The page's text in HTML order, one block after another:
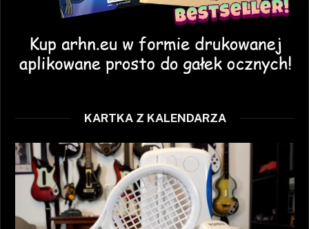
KARTKA Z KALENDARZA